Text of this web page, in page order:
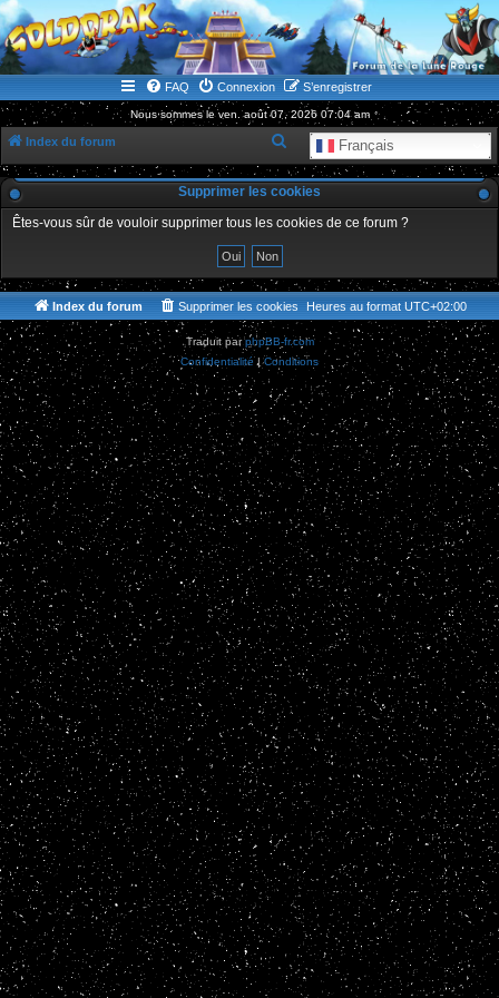
WWW.GOLDORAKGO.COM
le site de la Lune Rouge
FAQ Connexion S’enregistrer
Nous sommes le ven. août 07, 2026 07:04 am
Index du forum Français
e
c
h
h
e
r
Supprimer les cookies
Êtes-vous sûr de vouloir supprimer tous les cookies de ce forum ?
Index du forum Heures au format UTC+02:00
Supprimer les cookies
Traduit parphpBB-fr.com
Confidentialité|Conditions